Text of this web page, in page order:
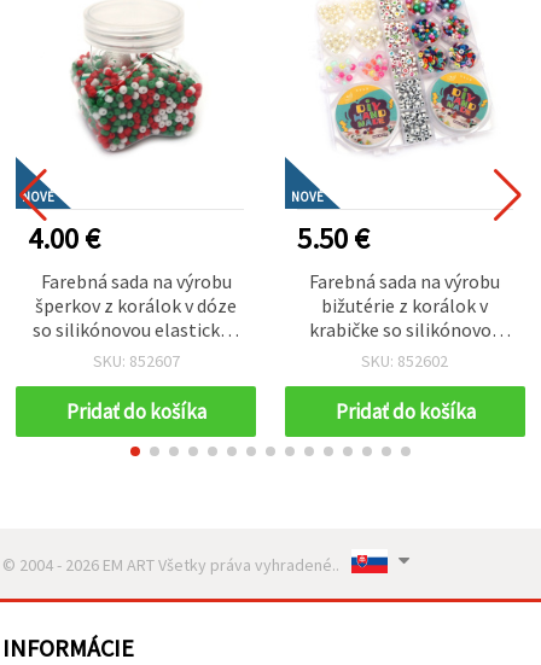
NOVÉ
4.00 €
Farebná sada na výrobu
šperkov z korálok v dóze
so silikónovou elastickou
šnúrkou – biela, zelená,
tvorenie pre deti a DIY
handmade šperky
SKU: 852607
Pridať do košíka
NOVÉ
5.50 €
Farebná sada na výrobu
bižutérie z korálok v
krabičke so silikónovou
elastickou šnúrkou – Mix
pre deti na kreatívne
tvorenie a DIY šperky
SKU: 852602
Pridať do košíka
© 2004 - 2026 EM ART Všetky práva vyhradené..
INFORMÁCIE